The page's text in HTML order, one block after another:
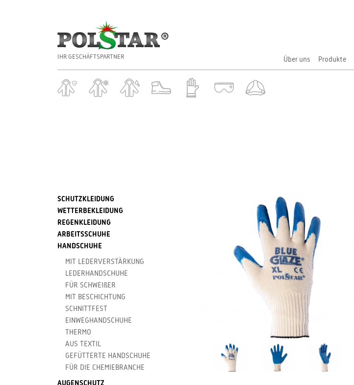
IHR GESCHÄFTSPARTNER Über uns Produkte
SCHUTZKLEIDUNG
WETTERBEKLEIDUNG
REGENKLEIDUNG
ARBEITSSCHUHE
HANDSCHUHE
MIT LEDERVERSTÄRKUNG
LEDERHANDSCHUHE
FÜR SCHWEIßER
MIT BESCHICHTUNG
SCHNITTFEST
EINWEGHANDSCHUHE
THERMO
AUS TEXTIL
GEFÜTTERTE HANDSCHUHE
FÜR DIE CHEMIEBRANCHE